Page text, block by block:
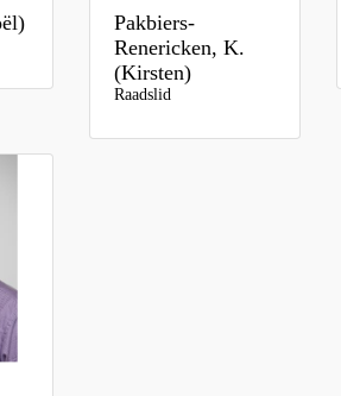
Pakbiers-
Renericken, K.
(Kirsten)
Raadslid